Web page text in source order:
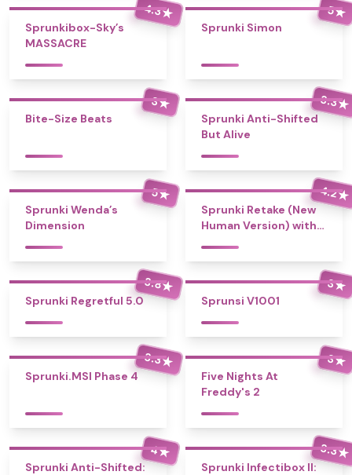
4.3★
Sprunkibox-Sky’s
MASSACRE
5★
Sprunki Simon
3★
Bite-Size Beats
3.3★
Sprunki Anti-Shifted
But Alive
5★
Sprunki Wenda’s
Dimension
4.2★
Sprunki Retake (New
Human Version) with
3.8★
Sprunki Regretful 5.0
3★
Sprunsi V1001
3.3★
Sprunki.MSI Phase 4
3★
Five Nights At
Freddy's 2
4★
Sprunki Anti-Shifted:
3.3★
Sprunki Infectibox II: